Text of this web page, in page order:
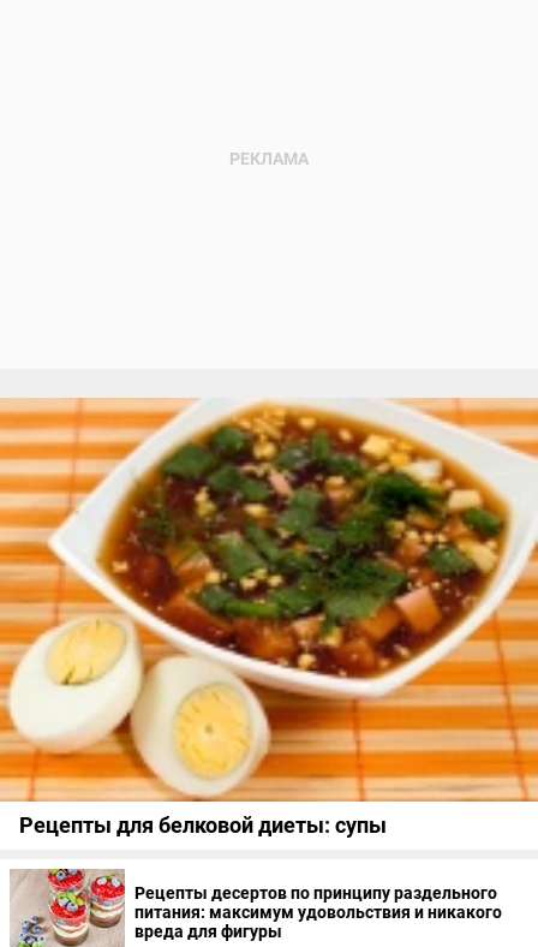
Рецепты для белковой диеты: супы
Рецепты десертов по принципу раздельного
питания: максимум удовольствия и никакого
вреда для фигуры